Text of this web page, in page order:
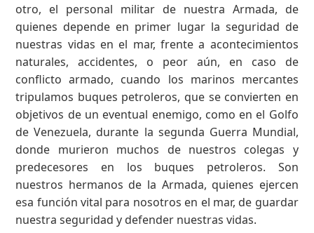
otro, el personal militar de nuestra Armada, de
quienes depende en primer lugar la seguridad de
nuestras vidas en el mar, frente a acontecimientos
naturales, accidentes, o peor aún, en caso de
conflicto armado, cuando los marinos mercantes
tripulamos buques petroleros, que se convierten en
objetivos de un eventual enemigo, como en el Golfo
de Venezuela, durante la segunda Guerra Mundial,
donde murieron muchos de nuestros colegas y
predecesores en los buques petroleros. Son
nuestros hermanos de la Armada, quienes ejercen
esa función vital para nosotros en el mar, de guardar
nuestra seguridad y defender nuestras vidas.